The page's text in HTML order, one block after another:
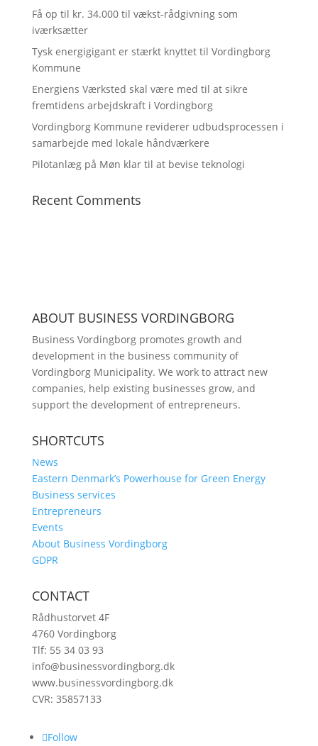
Få op til kr. 34.000 til vækst-rådgivning som
iværksætter
Tysk energigigant er stærkt knyttet til Vordingborg
Kommune
Energiens Værksted skal være med til at sikre
fremtidens arbejdskraft i Vordingborg
Vordingborg Kommune reviderer udbudsprocessen i
samarbejde med lokale håndværkere
Pilotanlæg på Møn klar til at bevise teknologi
Recent Comments
ABOUT BUSINESS VORDINGBORG
Business Vordingborg promotes growth and
development in the business community of
Vordingborg Municipality. We work to attract new
companies, help existing businesses grow, and
support the development of entrepreneurs.
SHORTCUTS
News
Eastern Denmark’s Powerhouse for Green Energy
Business services
Entrepreneurs
Events
About Business Vordingborg
GDPR
CONTACT
Rådhustorvet 4F
4760 Vordingborg
Tlf: 55 34 03 93
info@businessvordingborg.dk
www.businessvordingborg.dk
CVR: 35857133
Follow